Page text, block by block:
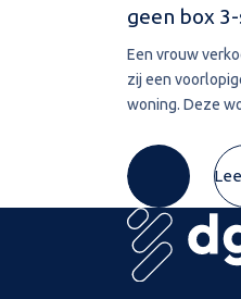
geen box
Een vrouw
zij een
woning. Deze
naar de